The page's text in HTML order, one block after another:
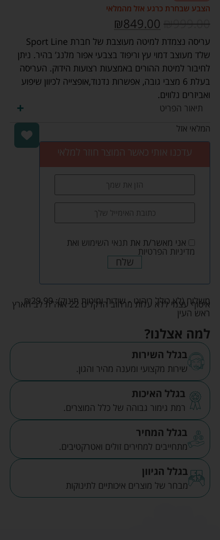
הצבע שבחרת כרגע אזל מהמלאי
₪999.00
₪849.00
עריסה נצמדת למיטה מעוצבת של חברת Sport Line
שלד מעוצב דמוי עץ וריפוד בצבעי אפור מלנג’ בהיר. ניתן
לחיבור למיטת ההורים באמצעות רצועות הידוק. העריסה
בעלת 6 מצבי גובה, אפשרות נדנוד,אופצייה לכיוון שיפוע
ואביזרים נלווים.
תיאור הפריט
המלאי אזל
עדכנו אותי כאשר המוצר חוזר למלאי
אני מאשר/ת את תנאי השימוש ואת
מדיניות הפרטיות
שלח
משלוח (לא כולל ריהוט - שידות ומיטות תינוק): ₪29.99
איסוף עצמי ללא עלות מרחוב הדקלים 22 אזה"ת לב הארץ
ראש העין
למה אצלנו?
בגלל השירות
שירות מקצועי ומענה מהיר והגון.
בגלל האיכות
רמת גימור גבוהה של כלל המוצרים.
בגלל המחיר
מתחייבים למחירים זולים ואטרקטיבים.
בגלל הגיוון
מבחר של מוצרים איכותיים לתינוקות